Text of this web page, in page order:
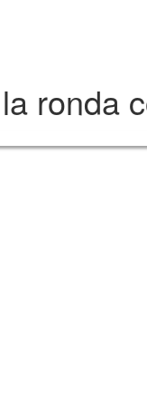
ronda